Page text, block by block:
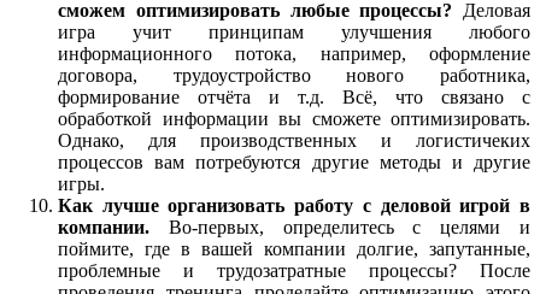
сможем оптимизировать любые процессы? Деловая
игра учит принципам улучшения любого
информационного потока, например, оформление
договора, трудоустройство нового работника,
формирование отчёта и т.д. Всё, что связано с
обработкой информации вы сможете оптимизировать.
Однако, для производственных и логистичеких
процессов вам потребуются другие методы и другие
игры.
Как лучше организовать работу с деловой игрой в
компании. Во-первых, определитесь с целями и
поймите, где в вашей компании долгие, запутанные,
проблемные и трудозатратные процессы? После